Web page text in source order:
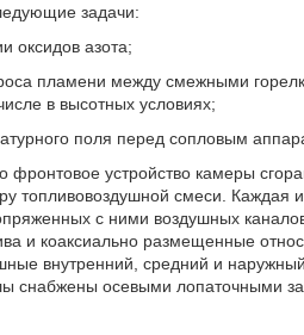
задачи:
оксидов азота;
пламени между смежными
в высотных условиях;
поля перед сопловым
фронтовое устройство камеры
топливовоздушной смеси. Каждая
с ними воздушных
и коаксиально размещенные
внутренний, средний и
снабжены осевыми лопаточными